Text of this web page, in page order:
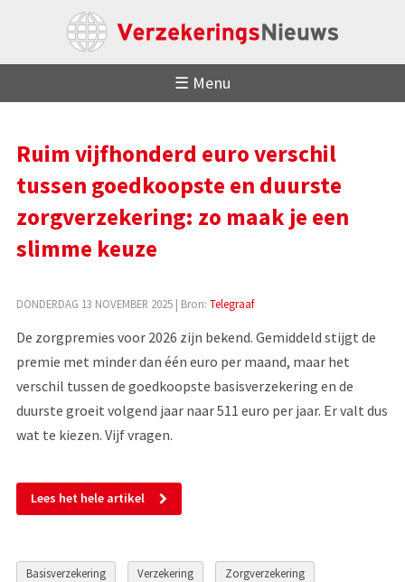
☰ Menu
Ruim vijfhonderd euro verschil
tussen goedkoopste en duurste
zorgverzekering: zo maak je een
slimme keuze
DONDERDAG 13 NOVEMBER 2025| Bron: Telegraaf
De zorgpremies voor 2026 zijn bekend. Gemiddeld stijgt de
premie met minder dan één euro per maand, maar het
verschil tussen de goedkoopste basisverzekering en de
duurste groeit volgend jaar naar 511 euro per jaar. Er valt dus
wat te kiezen. Vijf vragen.
Lees het hele artikel
Basisverzekering Verzekering Zorgverzekering